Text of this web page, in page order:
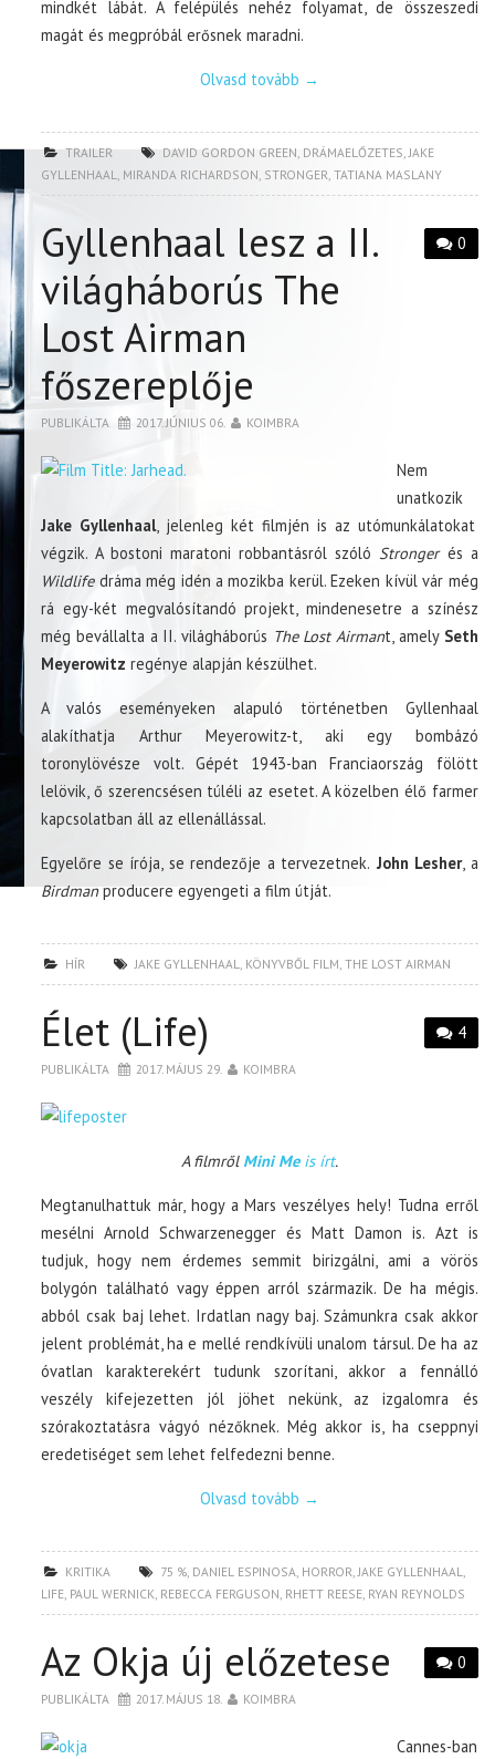
mindkét lábát. A felépülés nehéz folyamat, de összeszedi
magát és megpróbál erősnek maradni.
Olvasd tovább →
TRAILER DAVID GORDON GREEN, DRÁMAELŐZETES,JAKE
GYLLENHAAL, MIRANDA RICHARDSON, STRONGER,TATIANA MASLANY
0
Gyllenhaal lesz a II.
világháborús The
Lost Airman
főszereplője
PUBLIKÁLTA 2017. JÚNIUS 06. KOIMBRA
Nem
unatkozik
Jake Gyllenhaal, jelenleg két filmjén is az utómunkálatokat
végzik. A bostoni maratoni robbantásról szóló Strongerés a
Wildlifedráma még idén a mozikba kerül. Ezeken kívül vár még
rá egy-két megvalósítandó projekt, mindenesetre a színész
még bevállalta a II. világháborús The Lost Airmant, amely Seth
Meyerowitzregénye alapján készülhet.
A valós eseményeken alapuló történetben Gyllenhaal
alakíthatja Arthur Meyerowitz-t, aki egy bombázó
toronylövésze volt. Gépét 1943-ban Franciaország fölött
lelövik, ő szerencsésen túléli az esetet. A közelben élő farmer
kapcsolatban áll az ellenállással.
Egyelőre se írója, se rendezője a tervezetnek. John Lesher, a
Birdmanproducere egyengeti a film útját.
HÍR JAKE GYLLENHAAL, KÖNYVBŐL FILM,THE LOST AIRMAN
4
Élet (Life)
PUBLIKÁLTA 2017. MÁJUS 29. KOIMBRA
A filmről Mini Meis írt.
Megtanulhattuk már, hogy a Mars veszélyes hely! Tudna erről
mesélni Arnold Schwarzenegger és Matt Damon is. Azt is
tudjuk, hogy nem érdemes semmit birizgálni, ami a vörös
bolygón található vagy éppen arról származik. De ha mégis.
abból csak baj lehet. Irdatlan nagy baj. Számunkra csak akkor
jelent problémát, ha e mellé rendkívüli unalom társul. De ha az
óvatlan karakterekért tudunk szorítani, akkor a fennálló
veszély kifejezetten jól jöhet nekünk, az izgalomra és
szórakoztatásra vágyó nézőknek. Még akkor is, ha cseppnyi
eredetiséget sem lehet felfedezni benne.
Olvasd tovább →
KRITIKA 75 %, DANIEL ESPINOSA, HORROR,JAKE GYLLENHAAL,
LIFE, PAUL WERNICK, REBECCA FERGUSON, RHETT REESE, RYAN REYNOLDS
0
Az Okja új előzetese
PUBLIKÁLTA 2017. MÁJUS 18. KOIMBRA
Cannes-ban